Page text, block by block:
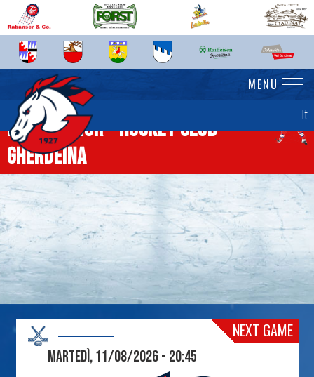
It
MENU
News senior - Hockey Club
Gherdëina
NEXT GAME
Martedì, 11/08/2026 - 20:45